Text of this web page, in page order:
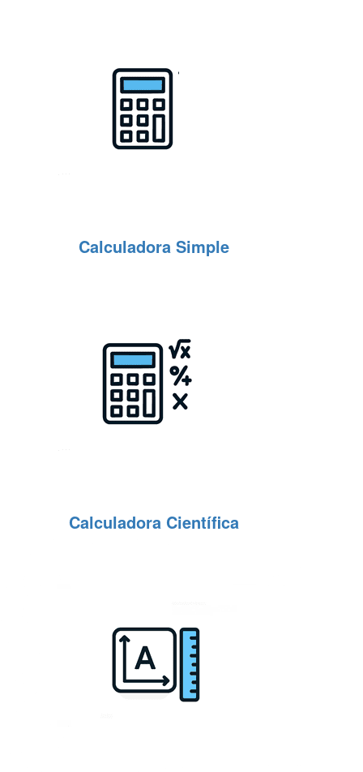
Calculadora Simple
Calculadora Científica